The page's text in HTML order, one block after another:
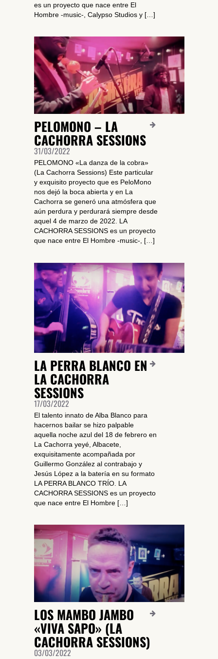
es un proyecto que nace entre El
Hombre -music-, Calypso Studios y […]
PELOMONO – LA
CACHORRA SESSIONS
31/03/2022
PELOMONO «La danza de la cobra»
(La Cachorra Sessions) Este particular
y exquisito proyecto que es PeloMono
nos dejó la boca abierta y en La
Cachorra se generó una atmósfera que
aún perdura y perdurará siempre desde
aquel 4 de marzo de 2022. LA
CACHORRA SESSIONS es un proyecto
que nace entre El Hombre -music-, […]
LA PERRA BLANCO EN
LA CACHORRA
SESSIONS
17/03/2022
El talento innato de Alba Blanco para
hacernos bailar se hizo palpable
aquella noche azul del 18 de febrero en
La Cachorra yeyé, Albacete,
exquisitamente acompañada por
Guillermo González al contrabajo y
Jesús López a la batería en su formato
LA PERRA BLANCO TRÍO. LA
CACHORRA SESSIONS es un proyecto
que nace entre El Hombre […]
LOS MAMBO JAMBO
«VIVA SAPO» (LA
CACHORRA SESSIONS)
03/03/2022
SUSCRÍBETE A NUESTRO BOLETÍN
He leído y acepto laPolítica de Privacidad y laNota Legal
DARME DE ALTA